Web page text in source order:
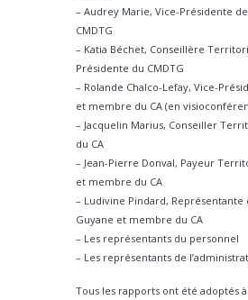
– Audrey Marie, Vice-Présidente
CMDTG
– Katia Béchet, Conseillère
Présidente du CMDTG
– Rolande Chalco-Lefay, Vice-
et membre du CA (en
– Jacquelin Marius, Conseiller
du CA
– Jean-Pierre Donval, Payeur
et membre du CA
– Ludivine Pindard, Représentante
Guyane et membre du CA
– Les représentants du personnel
– Les représentants de
Tous les rapports ont été adoptés